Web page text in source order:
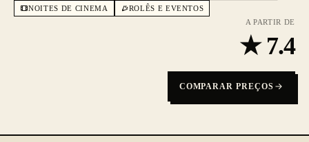
NOITES DE CINEMA
ROLÊS E EVENTOS
A PARTIR DE
★ 7.4
COMPARAR PREÇOS